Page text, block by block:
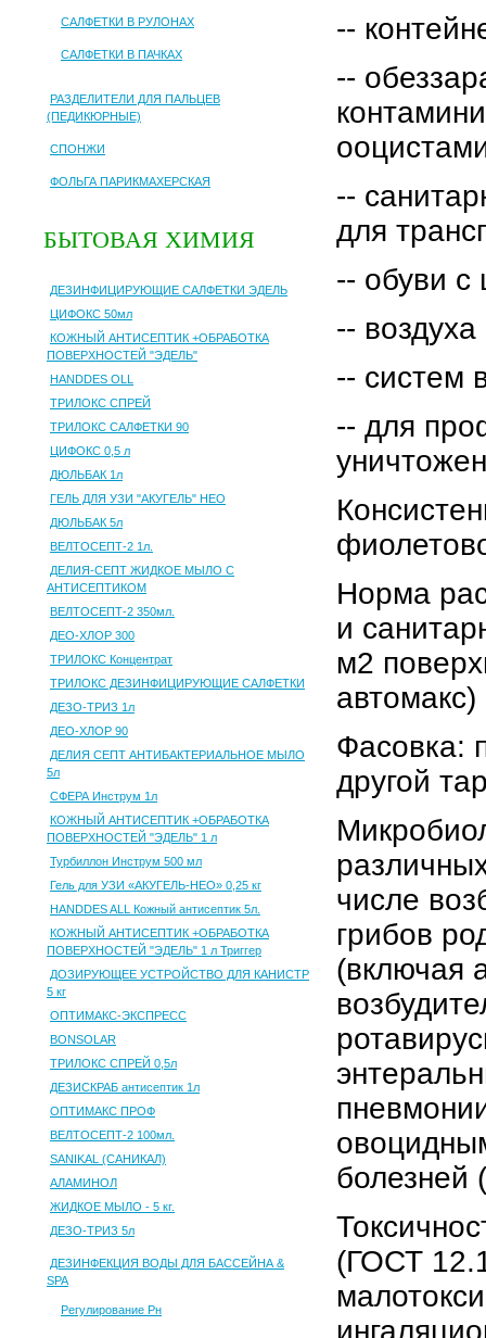
САЛФЕТКИ В РУЛОНАХ
САЛФЕТКИ В ПАЧКАХ
РАЗДЕЛИТЕЛИ ДЛЯ ПАЛЬЦЕВ
(ПЕДИКЮРНЫЕ)
СПОНЖИ
ФОЛЬГА ПАРИКМАХЕРСКАЯ
БЫТОВАЯ ХИМИЯ
ДЕЗИНФИЦИРУЮЩИЕ САЛФЕТКИ ЭДЕЛЬ
ЦИФОКС 50мл
КОЖНЫЙ АНТИСЕПТИК +ОБРАБОТКА
ПОВЕРХНОСТЕЙ "ЭДЕЛЬ"
HANDDES OLL
ТРИЛОКС СПРЕЙ
ТРИЛОКС САЛФЕТКИ 90
ЦИФОКС 0,5 л
ДЮЛЬБАК 1л
ГЕЛЬ ДЛЯ УЗИ "АКУГЕЛЬ" НЕО
ДЮЛЬБАК 5л
ВЕЛТОСЕПТ-2 1л.
ДЕЛИЯ-СЕПТ ЖИДКОЕ МЫЛО С
АНТИСЕПТИКОМ
ВЕЛТОСЕПТ-2 350мл.
ДЕО-ХЛОР 300
ТРИЛОКС Концентрат
ТРИЛОКС ДЕЗИНФИЦИРУЮЩИЕ САЛФЕТКИ
ДЕЗО-ТРИЗ 1л
ДЕО-ХЛОР 90
ДЕЛИЯ СЕПТ АНТИБАКТЕРИАЛЬНОЕ МЫЛО
5л
СФЕРА Инструм 1л
КОЖНЫЙ АНТИСЕПТИК +ОБРАБОТКА
ПОВЕРХНОСТЕЙ "ЭДЕЛЬ" 1 л
Турбиллон Инструм 500 мл
Гель для УЗИ «АКУГЕЛЬ-НЕО» 0,25 кг
HANDDES ALL Кожный антисептик 5л.
КОЖНЫЙ АНТИСЕПТИК +ОБРАБОТКА
ПОВЕРХНОСТЕЙ "ЭДЕЛЬ" 1 л Триггер
ДОЗИРУЮЩЕЕ УСТРОЙСТВО ДЛЯ КАНИСТР
5 кг
ОПТИМАКС-ЭКСПРЕСС
BONSOLAR
ТРИЛОКС СПРЕЙ 0,5л
ДЕЗИСКРАБ антисептик 1л
ОПТИМАКС ПРОФ
ВЕЛТОСЕПТ-2 100мл.
SANIKAL (САНИКАЛ)
АЛАМИНОЛ
ЖИДКОЕ МЫЛО - 5 кг.
ДЕЗО-ТРИЗ 5л
ДЕЗИНФЕКЦИЯ ВОДЫ ДЛЯ БАССЕЙНА &
SPA
Регулирование Рн
--
--
--
для
-- обуви с
--
-- систем
-- для
Норма
и
м2
Фасовка:
другой
числе
грибов
(включая
болезней
(ГОСТ